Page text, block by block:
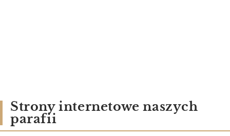
Strony internetowe naszych
parafii